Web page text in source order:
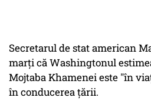
Secretarul de stat american
marţi că Washingtonul
Mojtaba Khamenei este "în
în conducerea ţării.